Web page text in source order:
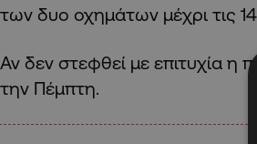
των δυο οχημάτων μέχρι τις
Αν δεν στεφθεί με επιτυχία η
την Πέμπτη.